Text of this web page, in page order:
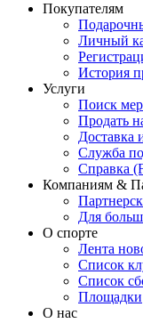
Покупателям
Личный
История
Услуги
Поиск
Продать
Доставка
Служба
Справка
Компаниям &
Для
О спорте
Лента
Список
Список
Площадки
О нас